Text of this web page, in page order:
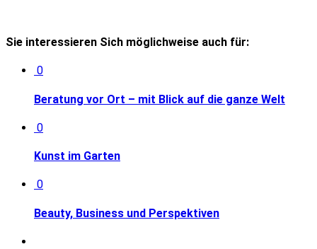
Sie interessieren Sich möglichweise auch für:
0
Beratung vor Ort – mit Blick auf die ganze Welt
0
Kunst im Garten
0
Beauty, Business und Perspektiven